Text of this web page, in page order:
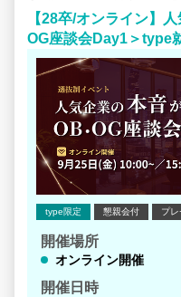
面接で本当に評価される
のリアルな現場経験か
■ 「自分のスキルを、一
その答えを見つけるた
入っていなかった業界
ネットの検索やAIの要
力」を知る鍵は、社員と
得られる「生の一次情
たとえば、「自分がどん
るために、座談会で直
＜あなたが大切にしたい
・技術環境： 「圧倒的
術スタックはあるか？」
【28卒/オンライン】
OG座談会Day1＞type
type限定 懇親会付 プ
開催場所
オンライン開催
開催日時